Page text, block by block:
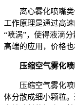
离心雾化喷嘴
工作原理是通过高
“喷涡”，使得液滴
高端的应用，价格也
压缩空气雾化
压缩空气雾化
体分散成细小颗粒